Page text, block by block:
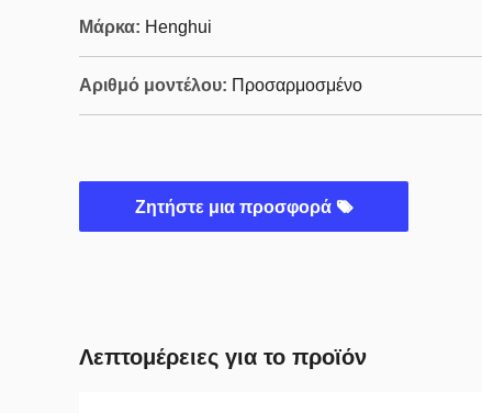
Μάρκα: Henghui
Αριθμό μοντέλου: Προσαρμοσμένο
Ζητήστε μια προσφορά
Λεπτομέρειες για το προϊόν